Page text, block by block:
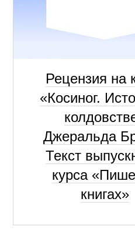
Рецензия на
«Косиног.
Джеральда
Текст
курса
книгах»